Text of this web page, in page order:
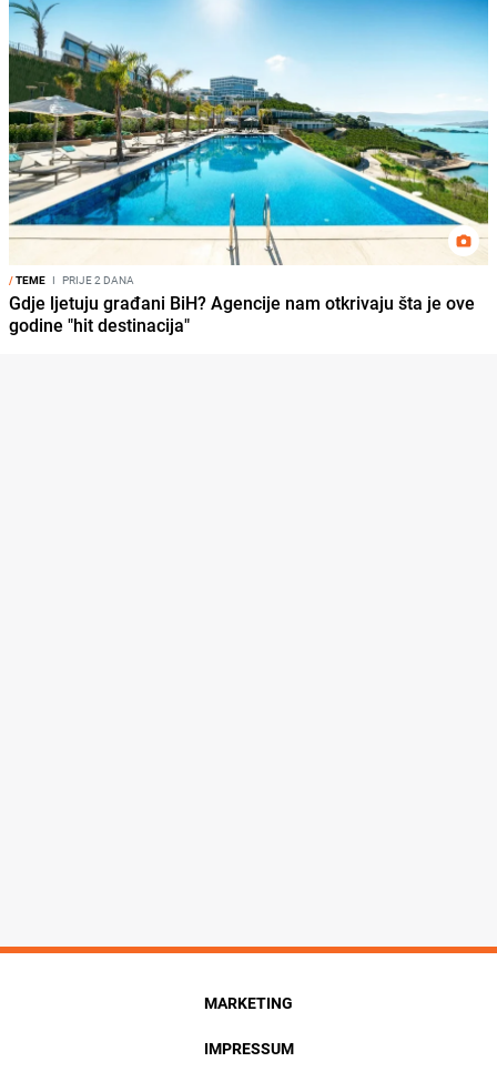
/TEME I PRIJE 2 DANA
Gdje ljetuju građani BiH? Agencije nam otkrivaju šta je ove
godine "hit destinacija"
MARKETING
IMPRESSUM